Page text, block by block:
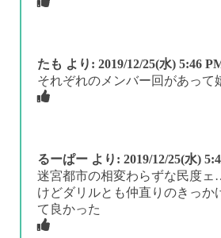
たも より: 2019/12/25(水) 5:46
それぞれのメンバー回があって
るーぱー より: 2019/12/25(水)
迷宮都市の相変わらずな民度
けどダリルとも仲直りのきっか
て良かった